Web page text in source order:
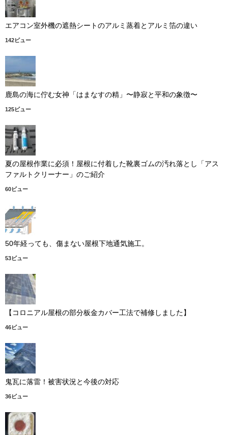
エアコン室外機の遮熱シートのアルミ蒸着とアルミ箔の違い
142ビュー
鹿島の海に佇む女神「はまなすの精」〜静寂と平和の象徴〜
125ビュー
夏の屋根作業に必須！屋根に付着した靴裏ゴムの汚れ落とし「アス
ファルトクリーナー」のご紹介
60ビュー
50年経っても、傷まない屋根下地通気施工。
53ビュー
【コロニアル屋根の部分板金カバー工法で補修しました】
46ビュー
鬼瓦に落雷！被害状況と今後の対応
36ビュー